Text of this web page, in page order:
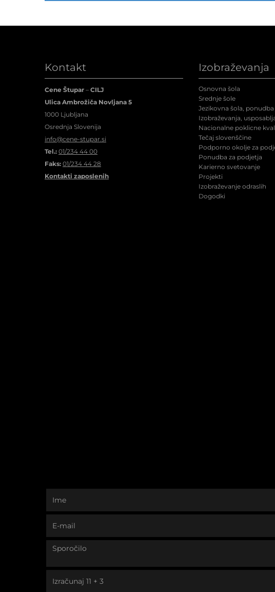
Kontakt
Cene Štupar – CILJ
Ulica Ambrožiča Novljana 5
1000 Ljubljana
Osrednja Slovenija
info@cene-stupar.si
Tel.: 01/234 44 00
Faks: 01/234 44 28
Kontakti zaposlenih
Izobraževanja
Osnovna šola
Srednje šole
Jezikovna šola,
Izobraževanja,
Nacionalne poklicne
Tečaj slovenščine
Podporno okolje za
Ponudba za podjetja
Karierno svetovanje
Projekti
Izobraževanje odraslih
Dogodki